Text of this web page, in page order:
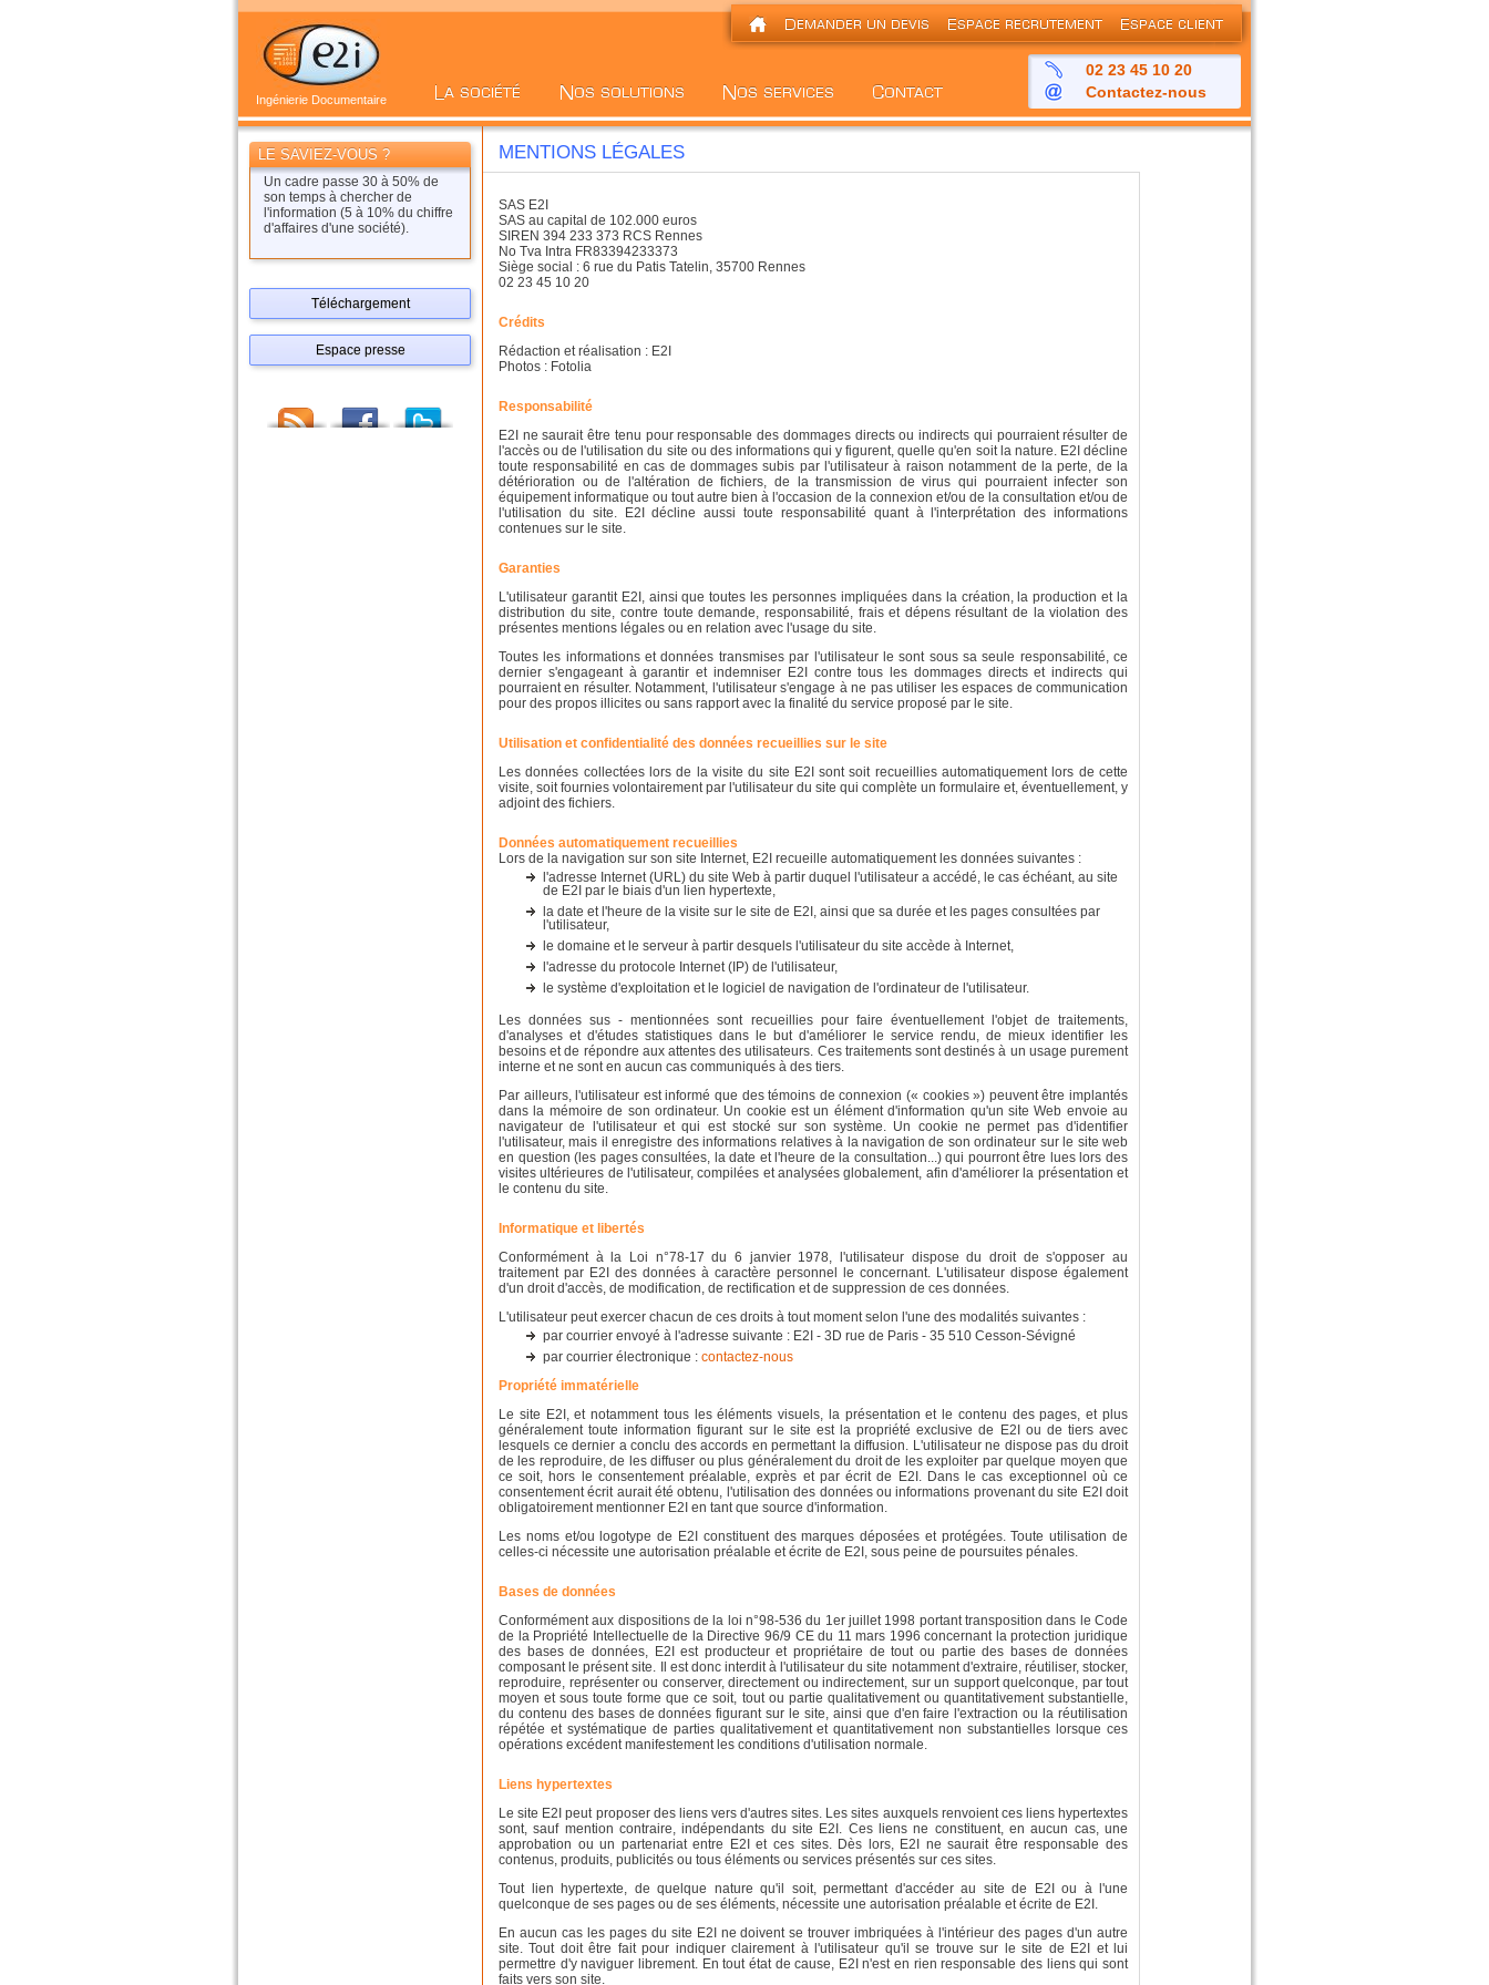
Ingénierie Documentaire
02 23 45 10 20
Contactez-nous
LE SAVIEZ-VOUS ?
Un cadre passe 30 à 50% de
son temps à chercher de
l'information (5 à 10% du chiffre
d'affaires d'une société).
Téléchargement
Espace presse
MENTIONS LÉGALES
SAS E2I
SAS au capital de 102.000 euros
SIREN 394 233 373 RCS Rennes
No Tva Intra FR83394233373
Siège social : 6 rue du Patis Tatelin, 35700 Rennes
02 23 45 10 20
Crédits
Rédaction et réalisation : E2I
Photos : Fotolia
Responsabilité
E2I ne saurait être tenu pour responsable des dommages directs ou indirects qui pourraient résulter de
l'accès ou de l'utilisation du site ou des informations qui y figurent, quelle qu'en soit la nature. E2I décline
toute responsabilité en cas de dommages subis par l'utilisateur à raison notamment de la perte, de la
détérioration ou de l'altération de fichiers, de la transmission de virus qui pourraient infecter son
équipement informatique ou tout autre bien à l'occasion de la connexion et/ou de la consultation et/ou de
l'utilisation du site. E2I décline aussi toute responsabilité quant à l'interprétation des informations
contenues sur le site.
Garanties
L'utilisateur garantit E2I, ainsi que toutes les personnes impliquées dans la création, la production et la
distribution du site, contre toute demande, responsabilité, frais et dépens résultant de la violation des
présentes mentions légales ou en relation avec l'usage du site.
Toutes les informations et données transmises par l'utilisateur le sont sous sa seule responsabilité, ce
dernier s'engageant à garantir et indemniser E2I contre tous les dommages directs et indirects qui
pourraient en résulter. Notamment, l'utilisateur s'engage à ne pas utiliser les espaces de communication
pour des propos illicites ou sans rapport avec la finalité du service proposé par le site.
Utilisation et confidentialité des données recueillies sur le site
Les données collectées lors de la visite du site E2I sont soit recueillies automatiquement lors de cette
visite, soit fournies volontairement par l'utilisateur du site qui complète un formulaire et, éventuellement, y
adjoint des fichiers.
Données automatiquement recueillies
Lors de la navigation sur son site Internet, E2I recueille automatiquement les données suivantes :
l'adresse Internet (URL) du site Web à partir duquel l'utilisateur a accédé, le cas échéant, au site
de E2I par le biais d'un lien hypertexte,
la date et l'heure de la visite sur le site de E2I, ainsi que sa durée et les pages consultées par
l'utilisateur,
le domaine et le serveur à partir desquels l'utilisateur du site accède à Internet,
l'adresse du protocole Internet (IP) de l'utilisateur,
le système d'exploitation et le logiciel de navigation de l'ordinateur de l'utilisateur.
Les données sus - mentionnées sont recueillies pour faire éventuellement l'objet de traitements,
d'analyses et d'études statistiques dans le but d'améliorer le service rendu, de mieux identifier les
besoins et de répondre aux attentes des utilisateurs. Ces traitements sont destinés à un usage purement
interne et ne sont en aucun cas communiqués à des tiers.
Par ailleurs, l'utilisateur est informé que des témoins de connexion (« cookies ») peuvent être implantés
dans la mémoire de son ordinateur. Un cookie est un élément d'information qu'un site Web envoie au
navigateur de l'utilisateur et qui est stocké sur son système. Un cookie ne permet pas d'identifier
l'utilisateur, mais il enregistre des informations relatives à la navigation de son ordinateur sur le site web
en question (les pages consultées, la date et l'heure de la consultation...) qui pourront être lues lors des
visites ultérieures de l'utilisateur, compilées et analysées globalement, afin d'améliorer la présentation et
le contenu du site.
Informatique et libertés
Conformément à la Loi n°78-17 du 6 janvier 1978, l'utilisateur dispose du droit de s'opposer au
traitement par E2I des données à caractère personnel le concernant. L'utilisateur dispose également
d'un droit d'accès, de modification, de rectification et de suppression de ces données.
L'utilisateur peut exercer chacun de ces droits à tout moment selon l'une des modalités suivantes :
par courrier envoyé à l'adresse suivante : E2I - 3D rue de Paris - 35 510 Cesson-Sévigné
par courrier électronique : contactez-nous
Propriété immatérielle
Le site E2I, et notamment tous les éléments visuels, la présentation et le contenu des pages, et plus
généralement toute information figurant sur le site est la propriété exclusive de E2I ou de tiers avec
lesquels ce dernier a conclu des accords en permettant la diffusion. L'utilisateur ne dispose pas du droit
de les reproduire, de les diffuser ou plus généralement du droit de les exploiter par quelque moyen que
ce soit, hors le consentement préalable, exprès et par écrit de E2I. Dans le cas exceptionnel où ce
consentement écrit aurait été obtenu, l'utilisation des données ou informations provenant du site E2I doit
obligatoirement mentionner E2I en tant que source d'information.
Les noms et/ou logotype de E2I constituent des marques déposées et protégées. Toute utilisation de
celles-ci nécessite une autorisation préalable et écrite de E2I, sous peine de poursuites pénales.
Bases de données
Conformément aux dispositions de la loi n°98-536 du 1er juillet 1998 portant transposition dans le Code
de la Propriété Intellectuelle de la Directive 96/9 CE du 11 mars 1996 concernant la protection juridique
des bases de données, E2I est producteur et propriétaire de tout ou partie des bases de données
composant le présent site. Il est donc interdit à l'utilisateur du site notamment d'extraire, réutiliser, stocker,
reproduire, représenter ou conserver, directement ou indirectement, sur un support quelconque, par tout
moyen et sous toute forme que ce soit, tout ou partie qualitativement ou quantitativement substantielle,
du contenu des bases de données figurant sur le site, ainsi que d'en faire l'extraction ou la réutilisation
répétée et systématique de parties qualitativement et quantitativement non substantielles lorsque ces
opérations excédent manifestement les conditions d'utilisation normale.
Liens hypertextes
Le site E2I peut proposer des liens vers d'autres sites. Les sites auxquels renvoient ces liens hypertextes
sont, sauf mention contraire, indépendants du site E2I. Ces liens ne constituent, en aucun cas, une
approbation ou un partenariat entre E2I et ces sites. Dès lors, E2I ne saurait être responsable des
contenus, produits, publicités ou tous éléments ou services présentés sur ces sites.
Tout lien hypertexte, de quelque nature qu'il soit, permettant d'accéder au site de E2I ou à l'une
quelconque de ses pages ou de ses éléments, nécessite une autorisation préalable et écrite de E2I.
En aucun cas les pages du site E2I ne doivent se trouver imbriquées à l'intérieur des pages d'un autre
site. Tout doit être fait pour indiquer clairement à l'utilisateur qu'il se trouve sur le site de E2I et lui
permettre d'y naviguer librement. En tout état de cause, E2I n'est en rien responsable des liens qui sont
faits vers son site.